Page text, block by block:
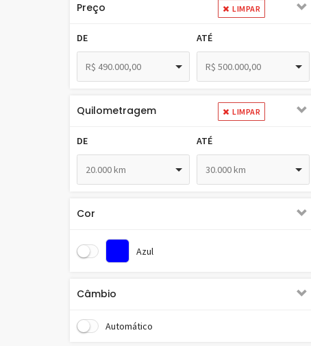
Preço LIMPAR
DE
R$ 490.000,00
ATÉ
R$ 500.000,00
Quilometragem LIMPAR
DE
20.000 km
ATÉ
30.000 km
Cor
Azul
Câmbio
Automático